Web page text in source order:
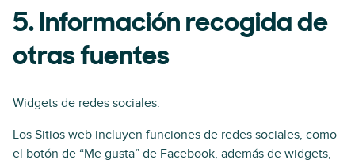
5. Información recogida de
otras fuentes
Widgets de redes sociales:
Los Sitios web incluyen funciones de redes sociales, como
el botón de “Me gusta” de Facebook, además de widgets,